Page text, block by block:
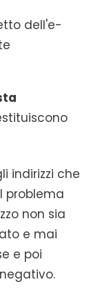
dell'e-
indirizzi che
problema
non sia
e mai
e poi